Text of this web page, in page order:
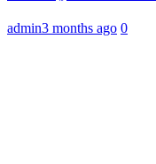
admin3 months ago 0